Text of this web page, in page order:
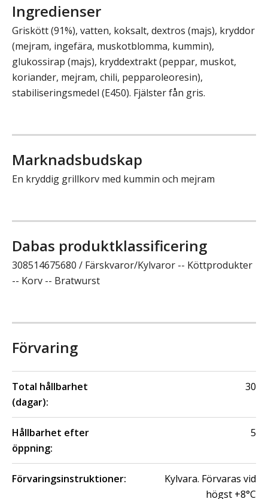
Ingredienser
Griskött (91%), vatten, koksalt, dextros (majs), kryddor
(mejram, ingefära, muskotblomma, kummin),
glukossirap (majs), kryddextrakt (peppar, muskot,
koriander, mejram, chili, pepparoleoresin),
stabiliseringsmedel (E450). Fjälster fån gris.
Marknadsbudskap
En kryddig grillkorv med kummin och mejram
Dabas produktklassificering
308514675680 / Färskvaror/Kylvaror -- Köttprodukter
-- Korv -- Bratwurst
Förvaring
Total hållbarhet
(dagar):
30
Hållbarhet efter
öppning:
5
Förvaringsinstruktioner:
Kylvara. Förvaras vid
högst +8°C